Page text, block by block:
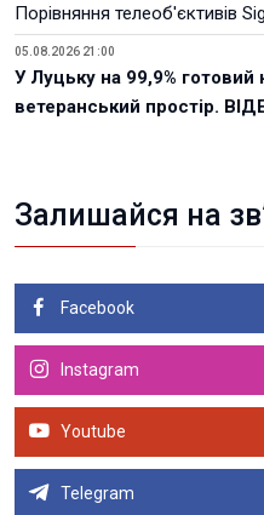
Порівняння телеоб'єктивів
05.08.2026 21:00
У Луцьку на 99,9%
ветеранський простір.
Залишайся на
Facebook
Instagram
Youtube
Telegram